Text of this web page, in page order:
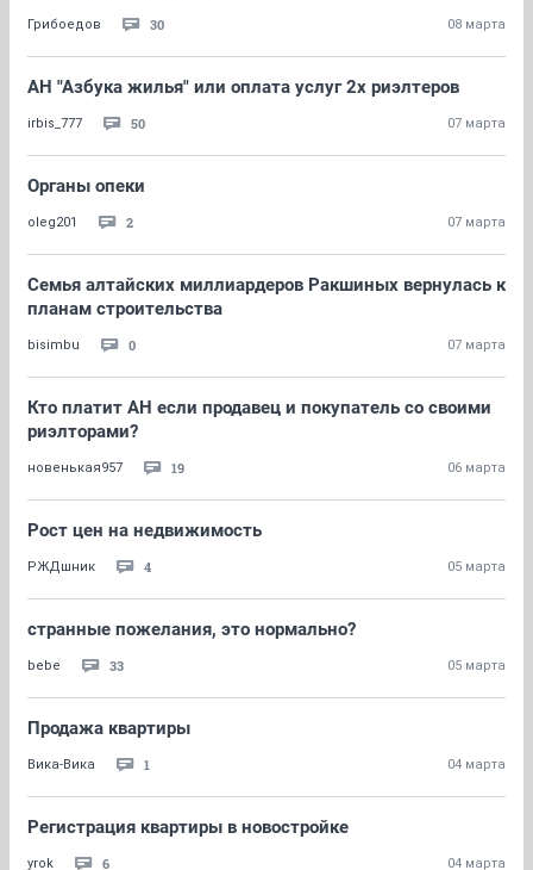
Грибоедов 30 08 марта
АН "Азбука жилья" или оплата услуг 2х риэлтеров
irbis_777 50 07 марта
Органы опеки
oleg201 2 07 марта
Семья алтайских миллиардеров Ракшиных вернулась к
планам строительства
bisimbu 0 07 марта
Кто платит АН если продавец и покупатель со своими
риэлторами?
новенькая957 19 06 марта
Рост цен на недвижимость
РЖДшник 4 05 марта
странные пожелания, это нормально?
bebe 33 05 марта
Продажа квартиры
Вика-Вика 1 04 марта
Регистрация квартиры в новостройке
yrok 6 04 марта